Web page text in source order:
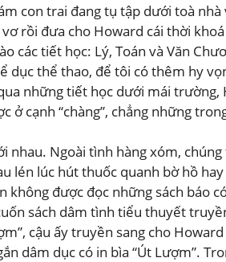
con trai đang tụ tập dưới toà
rồi đưa cho Howard cái thời
các tiết học: Lý, Toán và Văn
dục thể thao, để tôi có thêm hy
những tiết học dưới mái
ở cạnh “chàng”, chẳng những
Ngoài tình hàng xóm,
lén lúc hút thuốc quanh bờ hồ
được đọc những sách báo
sách dâm tình tiểu thuyết
cậu ấy truyền sang cho
dâm dục có in bìa “Út Lượm”.